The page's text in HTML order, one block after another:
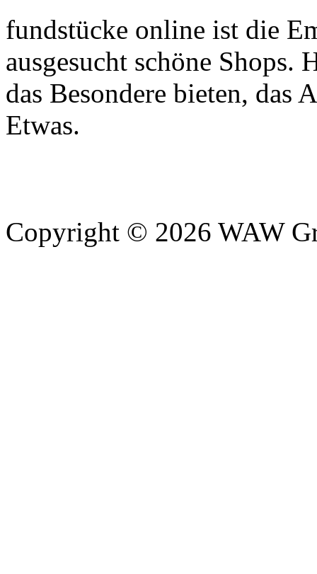
fundstücke online ist die
ausgesucht schöne Shops.
das Besondere bieten, das
Etwas.
Copyright © 2026 WAW